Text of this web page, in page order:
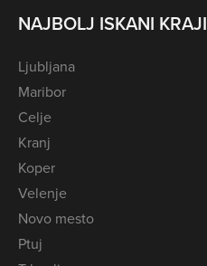
NAJBOLJ ISKANI KRAJI
Ljubljana
Maribor
Celje
Kranj
Koper
Velenje
Novo mesto
Ptuj